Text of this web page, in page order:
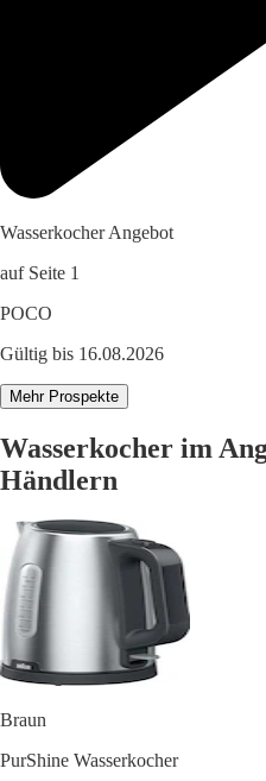
Wasserkocher Angebot
auf Seite 1
POCO
Gültig bis 16.08.2026
Mehr Prospekte
Wasserkocher im
Händlern
Braun
PurShine Wasserkocher